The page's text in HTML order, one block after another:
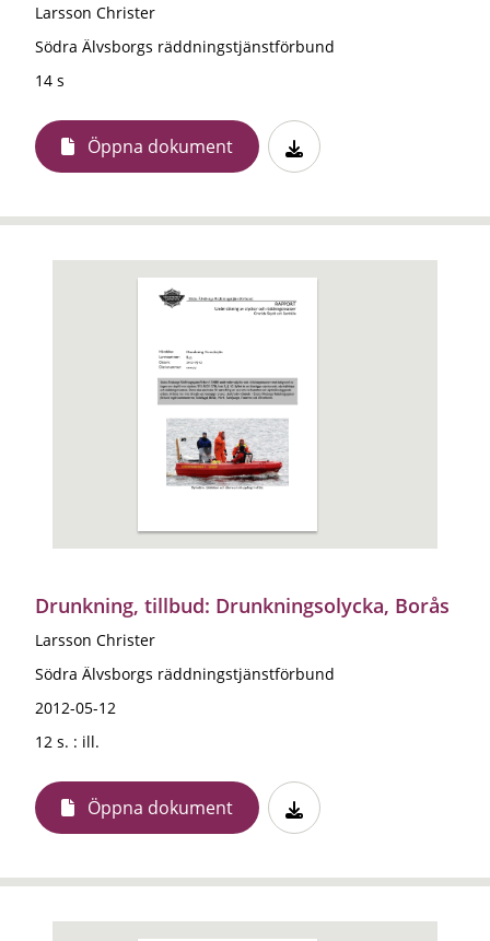
Larsson Christer
Södra Älvsborgs räddningstjänstförbund
14 s
Öppna dokument
Drunkning, tillbud: Drunkningsolycka, Borås
Larsson Christer
Södra Älvsborgs räddningstjänstförbund
2012-05-12
12 s. : ill.
Öppna dokument